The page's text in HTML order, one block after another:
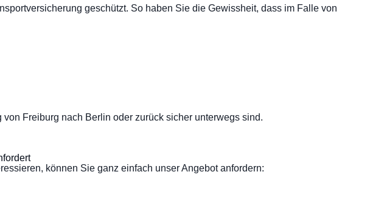
geschützt. So haben Sie die Gewissheit, dass im Falle von
Freiburg nach Berlin oder zurück sicher unterwegs sind.
können Sie ganz einfach unser Angebot anfordern: